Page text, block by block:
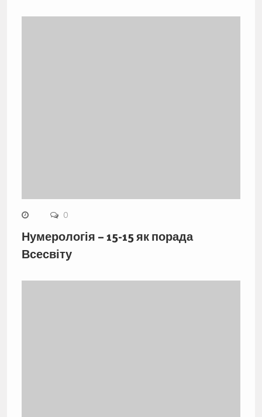
0
Нумерологія – 15-15 як порада
Всесвіту